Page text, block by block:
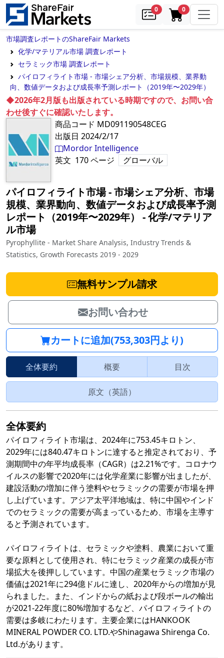
0samples0in cart
市場調査レポートのShareFair Markets
化学/マテリアル市場 調査レポート
セラミック市場 調査レポート
パイロフィライト市場 - 市場シェア分析、市場規模、業界動
向、数値データおよび成長率予測レポート（2019年〜2029年）
◆2026年2月版も出版されている時期ですので、お問い合
わせ後すぐに確認いたします。
商品コード MD091190548CEG
出版日 2024/2/17
Mordor Intelligence
英文 170ページ グローバル
パイロフィライト市場 - 市場シェア分析、市場
規模、業界動向、数値データおよび成長率予測
レポート（2019年〜2029年）
‐化学/マテリア
ル市場
Pyrophyllite - Market Share Analysis, Industry Trends &
Statistics, Growth Forecasts 2019 - 2029
無料サンプル請求
お問い合わせ
カートに追加(753,303円より)
全体要約 概要 目次
原文（英語）
全体要約
パイロフィライト市場は、2024年に753.45キロトン、
2029年には840.47キロトンに達すると推定されており、予
測期間中の年平均成長率（CAGR）は2.21%です。コロナウ
イルスの影響で2020年には化学産業に影響が出ましたが、
建設活動の増加に伴う塗料やセラミックの需要が市場を押
し上げています。アジア太平洋地域は、特に中国やインド
でのセラミックの需要が高まっているため、市場を主導す
ると予測されています。
パイロフィライトは、セラミックや塗料、農業において重
要な原料として使用され、特にセラミック産業の成長が市
場拡大を後押ししています。中国の産業セラミック市場の
価値は2021年に294億ドルに達し、2020年からの増加が見
られました。また、インドからの紙および段ボールの輸出
が2021-22年度に80%増加するなど、パイロフィライトの
需要は多岐にわたります。主要企業にはHANKOOK
MINERAL POWDER CO. LTD.やShinagawa Shirenga Co.
Ltd.があります。